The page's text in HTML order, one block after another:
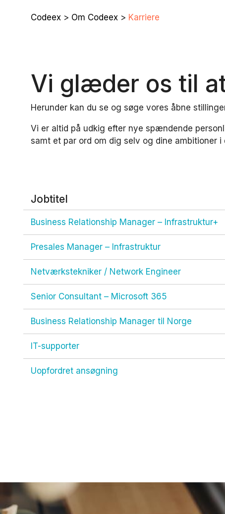
Codeex > Om Codeex > Karriere
Vi glæder os til
Herunder kan du se og søge vores åbne
Vi er altid på udkig efter nye spændende
samt et par ord om dig selv og dine ambitioner
Jobtitel
Business Relationship Manager – Infrastruktur+
Presales Manager – Infrastruktur
Netværkstekniker / Network Engineer
Senior Consultant – Microsoft 365
Business Relationship Manager til Norge
IT-supporter
Uopfordret ansøgning